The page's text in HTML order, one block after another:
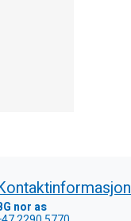
nor as